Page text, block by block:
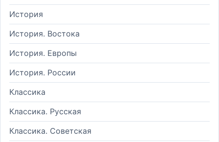
История
История. Востока
История. Европы
История. России
Классика
Классика. Русская
Классика. Советская